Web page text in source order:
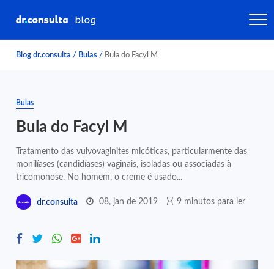
Blog dr.consulta / Bulas / Bula do Facyl M
Bulas
Bula do Facyl M
Tratamento das vulvovaginites micóticas, particularmente das
monilíases (candidíases) vaginais, isoladas ou associadas à
tricomonose. No homem, o creme é usado...
dr.consulta 08, jan de 2019 9 minutos para ler